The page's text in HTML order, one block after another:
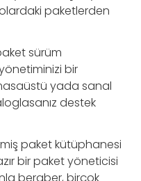
paketlerden
sürüm
bir
yada sanal
destek
paket kütüphanesi
bir paket yöneticisi